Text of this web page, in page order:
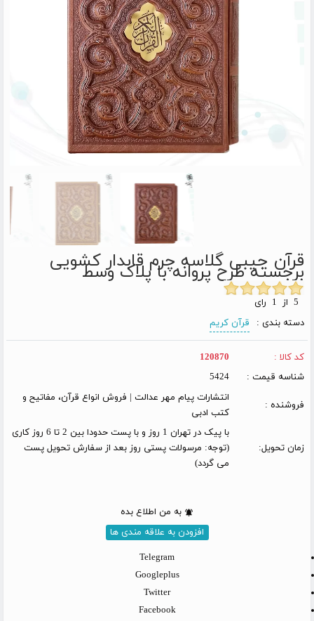
قرآن جیبی گلاسه چرم قابدار کشویی
برجسته طرح پروانه با پلاک وسط
دسته بندی :
قرآن کریم
کد کالا :
120870
شناسه قیمت :
5424
فروشنده :
انتشارات پیام مهر عدالت | فروش انواع قرآن، مفاتیح و
کتب ادبی
زمان تحویل:
با پیک در تهران 1 روز و با پست حدودا بین 2 تا 6 روز کاری
(توجه: مرسولات پستی روز بعد از سفارش تحویل پست
می گردد)
به من اطلاع بده
افزودن به علاقه مندی ها
Telegram
Googleplus
Twitter
Facebook